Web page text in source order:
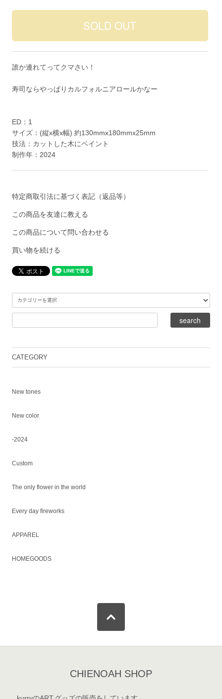
誰か連れてってクマさい！
寿司ならやっぱりカルフォルニアロールかなー
ED：1
サイズ：(縦x横x幅) 約130mmx180mmx25mm
技法：カットした木にペイント
制作年：2024
特定商取引法に基づく表記（返品等）
この商品を友達に教える
この商品について問い合わせる
買い物を続ける
CATEGORY
New tones
New color
-2024
Custom
The only flower in the world
Every day fireworks
APPAREL
HOMEGOODS
CHIENOAH SHOP